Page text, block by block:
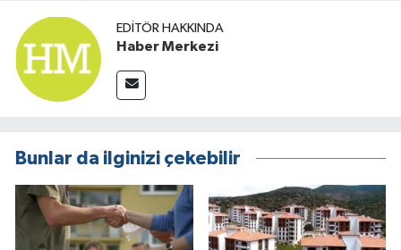
EDITÖR HAKKINDA
Haber Merkezi
Bunlar da ilginizi çekebilir